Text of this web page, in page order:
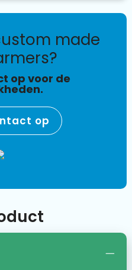
op voor de
op